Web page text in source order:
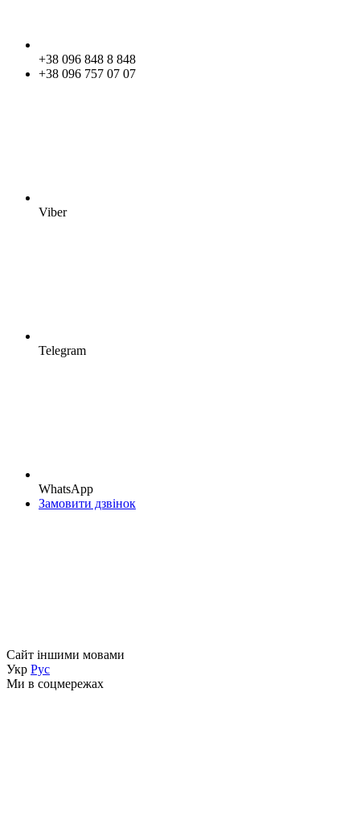
+38 096 848 8 848
+38 096 757 07 07
Viber
Telegram
WhatsApp
Замовити дзвінок
Сайт іншими мовами
Укр Рус
Ми в соцмережах